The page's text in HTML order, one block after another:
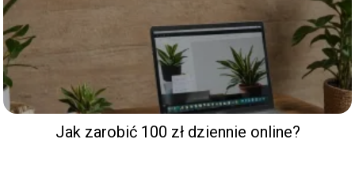
Jak zarobić 100 zł dziennie online?